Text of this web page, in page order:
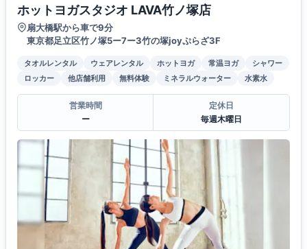
ホットヨガスタジオ LAVA竹ノ塚店
扇大橋駅から車で9分
東京都足立区竹ノ塚5ー7ー3竹の塚joyぷらざ3F
タオルレンタル ウェアレンタル ホットヨガ 常温ヨガ
シャワー
ロッカー
他店舗利用 無料体験 ミネラルウォーター 水素水
営業時間
ー
定休日
毎週木曜日